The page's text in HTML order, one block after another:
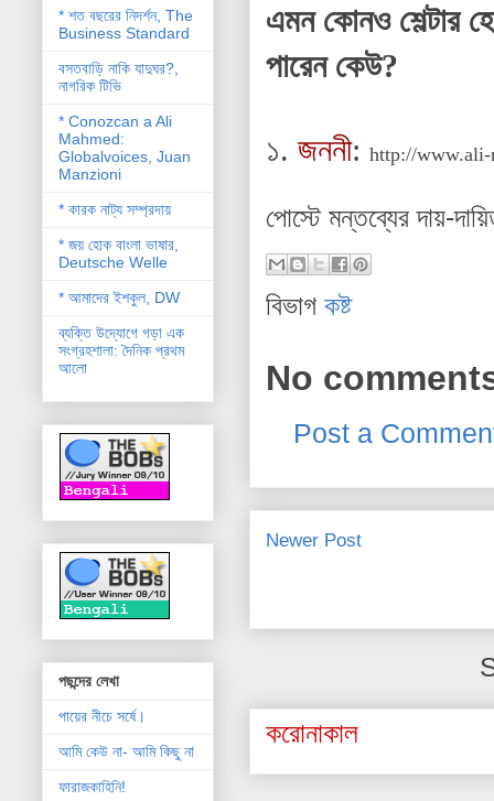
এমন কোনও শেল্টার
পারেন কেউ?
১.জননী:http://www.ali-
পোস্টে মন্তব্যের দায়-
বিভাগকষ্ট
No
Post a
Newer Post
করোনাকাল
* শত বছরের নিদর্শন, The
Business Standard
বসতবাড়ি নাকি যাদুঘর?,
নাগরিক টিভি
* Conozcan a Ali
Mahmed:
Globalvoices, Juan
Manzioni
* কারক নাট্য সম্প্রদায়
* জয় হোক বাংলা ভাষার,
Deutsche Welle
* আমাদের ইশকুল, DW
ব্যক্তি উদ্যোগে গড়া এক
সংগ্রহশালা: দৈনিক প্রথম
আলো
পছন্দের লেখা
পায়ের নীচে সর্ষে।
আমি কেউ না- আমি কিছু না
ফারাজকাহিনি!